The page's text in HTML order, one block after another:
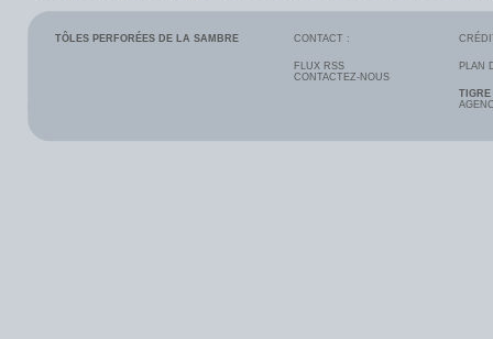
TÔLES PERFORÉES DE LA SAMBRE CONTACT :
FLUX RSS
CONTACTEZ-NOUS
PLAN